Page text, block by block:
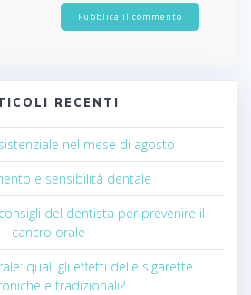
RECENTI
nel mese di agosto
e sensibilità dentale
del dentista per prevenire il
cancro orale
quali gli effetti delle sigarette
e tradizionali?